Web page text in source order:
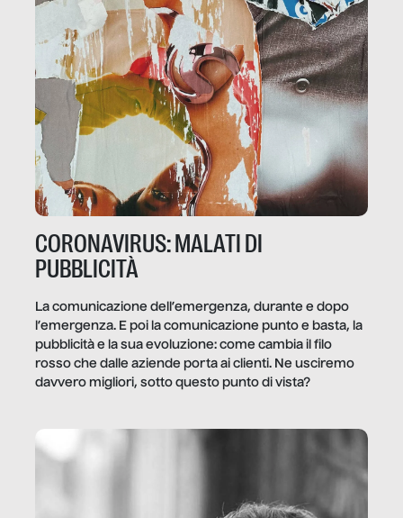
CORONAVIRUS: MALATI DI
PUBBLICITÀ
La comunicazione dell’emergenza, durante e dopo
l’emergenza. E poi la comunicazione punto e basta, la
pubblicità e la sua evoluzione: come cambia il filo
rosso che dalle aziende porta ai clienti. Ne usciremo
davvero migliori, sotto questo punto di vista?